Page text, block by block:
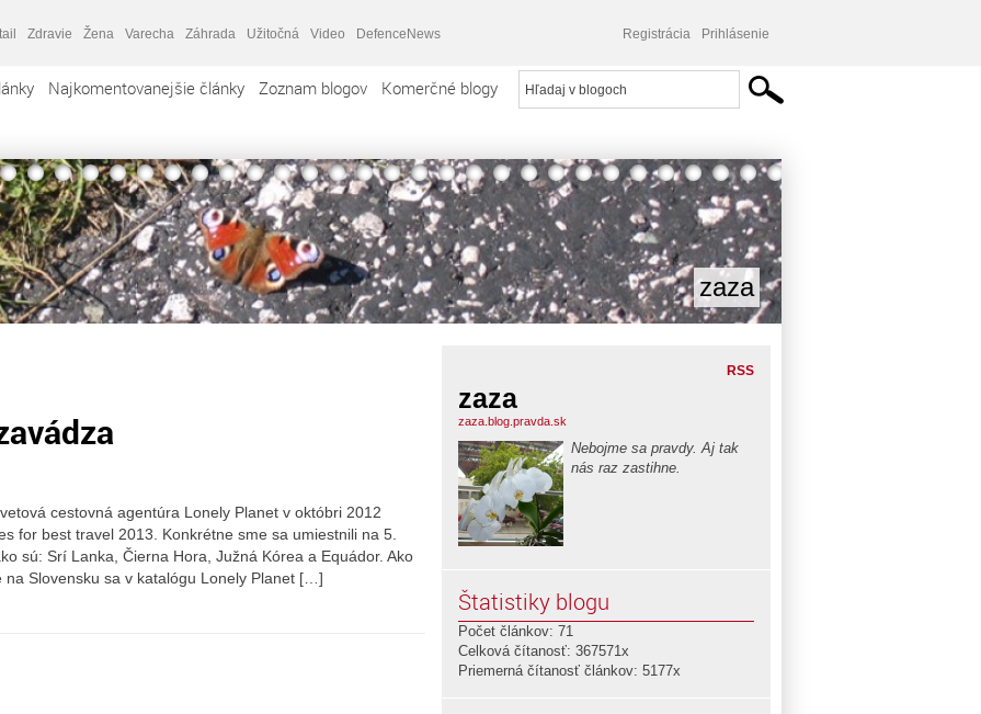
Zdravie Žena Varecha Záhrada Užitočná Video DefenceNews Registrácia Prihlásenie
Najkomentovanejšie články Zoznam blogov Komerčné blogy
zaza
cestovná agentúra Lonely Planet v októbri 2012
for best travel 2013. Konkrétne sme sa umiestnili na 5.
sú: Srí Lanka, Čierna Hora, Južná Kórea a Equádor. Ako
Slovensku sa v katalógu Lonely Planet […]
RSS
zaza
zaza.blog.pravda.sk
Nebojme sa pravdy. Aj tak
nás raz zastihne.
Štatistiky blogu
Počet článkov: 71
Celková čítanosť: 367571x
Priemerná čítanosť článkov: 5177x